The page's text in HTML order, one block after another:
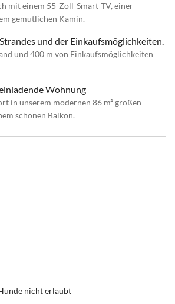
mit einem 55-Zoll-Smart-TV, einer
gemütlichen Kamin.
und der Einkaufsmöglichkeiten.
und 400 m von Einkaufsmöglichkeiten
Wohnung
in unserem modernen 86 m² großen
schönen Balkon.
nicht erlaubt